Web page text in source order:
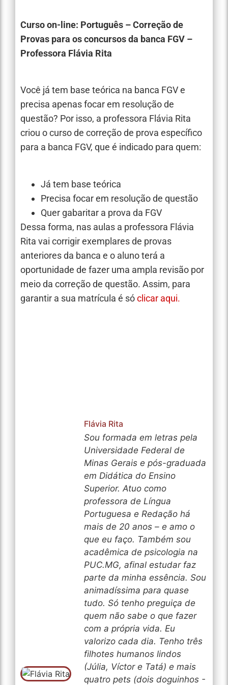
Curso on-line: Português – Correção de
Provas para os concursos da banca FGV –
Professora Flávia Rita
Você já tem base teórica na banca FGV e
precisa apenas focar em resolução de
questão? Por isso, a professora Flávia Rita
criou o curso de correção de prova específico
para a banca FGV, que é indicado para quem:
Já tem base teórica
Precisa focar em resolução de questão
Quer gabaritar a prova da FGV
Dessa forma, nas aulas a professora Flávia
Rita vai corrigir exemplares de provas
anteriores da banca e o aluno terá a
oportunidade de fazer uma ampla revisão por
meio da correção de questão. Assim, para
garantir a sua matrícula é sóclicar aqui.
Flávia Rita
Sou formada em letras pela
Universidade Federal de
Minas Gerais e pós-graduada
em Didática do Ensino
Superior. Atuo como
professora de Língua
Portuguesa e Redação há
mais de 20 anos – e amo o
que eu faço. Também sou
acadêmica de psicologia na
PUC.MG, afinal estudar faz
parte da minha essência. Sou
animadíssima para quase
tudo. Só tenho preguiça de
quem não sabe o que fazer
com a própria vida. Eu
valorizo cada dia. Tenho três
filhotes humanos lindos
(Júlia, Víctor e Tatá) e mais
quatro pets (dois doguinhos -